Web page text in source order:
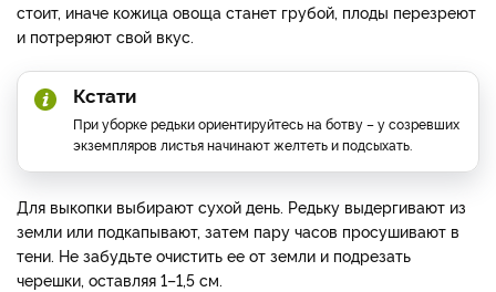
стоит, иначе кожица овоща станет грубой, плоды перезреют
и потреряют свой вкус.
Кстати
При уборке редьки ориентируйтесь на ботву – у созревших
экземпляров листья начинают желтеть и подсыхать.
Для выкопки выбирают сухой день. Редьку выдергивают из
земли или подкапывают, затем пару часов просушивают в
тени. Не забудьте очистить ее от земли и подрезать
черешки, оставляя 1–1,5 см.